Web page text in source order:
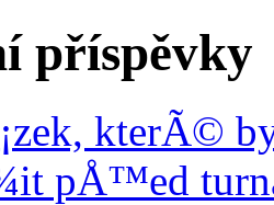
příspěvky
kterÃ©
pÅ™ed